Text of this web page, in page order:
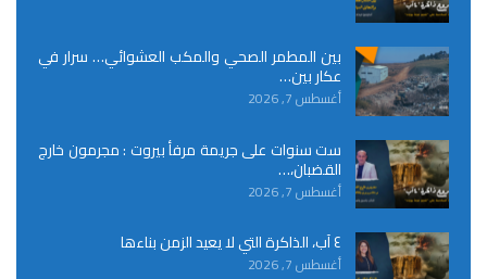
بين المطمر الصحي والمكب العشوائي… سرار في
عكار بين…
أغسطس 7, 2026
ست سنوات على جريمة مرفأ بيروت : مجرمون خارج
القضبان،…
أغسطس 7, 2026
٤ آب، الذاكرة التي لا يعيد الزمن بناءها
أغسطس 7, 2026